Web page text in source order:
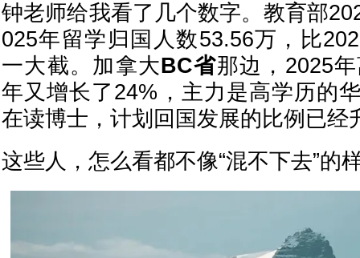
钟老师给我看了几个数字。教育部
025年留学归国人数53.56万，比
一大截。加拿大BC省那边，2025
年又增长了24%，主力是高学历的
在读博士，计划回国发展的比例已经
这些人，怎么看都不像“混不下去”的